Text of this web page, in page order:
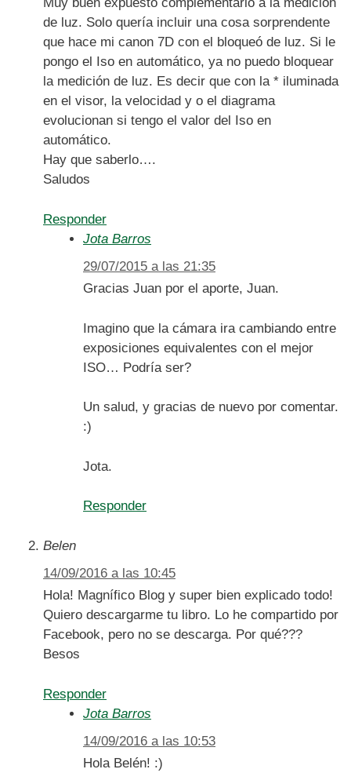
de luz. Solo quería incluir una cosa sorprendente
que hace mi canon 7D con el bloqueó de luz. Si le
pongo el Iso en automático, ya no puedo bloquear
la medición de luz. Es decir que con la * iluminada
en el visor, la velocidad y o el diagrama
evolucionan si tengo el valor del Iso en
automático.
Hay que saberlo….
Saludos
Responder
Jota Barros
29/07/2015 a las 21:35
Gracias Juan por el aporte, Juan.
Imagino que la cámara ira cambiando entre
exposiciones equivalentes con el mejor
ISO… Podría ser?
Un salud, y gracias de nuevo por comentar.
:)
Jota.
Responder
Belen
14/09/2016 a las 10:45
Hola! Magnífico Blog y super bien explicado todo!
Quiero descargarme tu libro. Lo he compartido por
Facebook, pero no se descarga. Por qué???
Besos
Responder
Jota Barros
14/09/2016 a las 10:53
Hola Belén! :)